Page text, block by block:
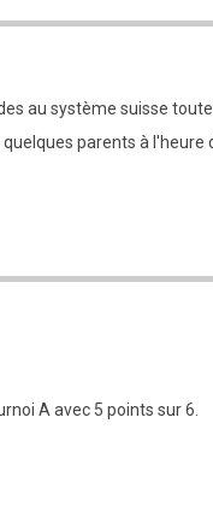
au système suisse
parents à l'heure
A avec 5 points sur 6.